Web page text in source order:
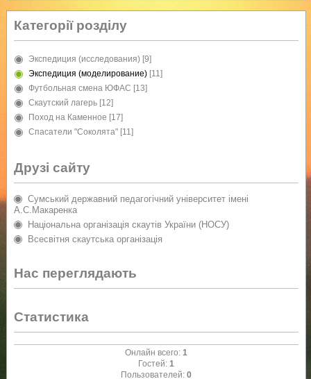
Категорії розділу
Экспедиция (исследования) [9]
Экспедиция (моделирование) [11]
Футбольная смена ЮФАС [13]
Скаутский лагерь [12]
Поход на Каменное [17]
Спасатели "Соколята" [11]
Друзі сайту
Сумський державний педагогічний університет імені
А.С.Макаренка
Національна організація скаутів України (НОСУ)
Всесвітня скаутська організація
Нас переглядають
Статистика
Онлайн всего: 1
Гостей: 1
Пользователей: 0